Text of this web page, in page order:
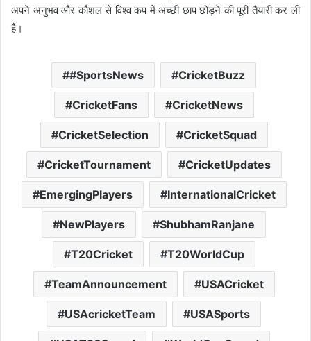
अपने अनुभव और कौशल से विश्व कप में अच्छी छाप छोड़ने की पूरी तैयारी कर ली
है।
#SportsNews CricketBuzz
CricketFans CricketNews
CricketSelection CricketSquad
CricketTournament CricketUpdates
EmergingPlayers InternationalCricket
NewPlayers ShubhamRanjane
T20Cricket T20WorldCup
TeamAnnouncement USACricket
USAcricketTeam USASports